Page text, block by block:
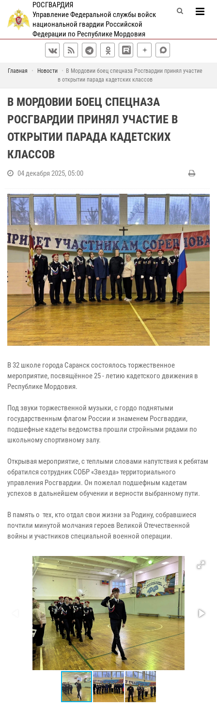
РОСГВАРДИЯ
Управление Федеральной службы войск
национальной гвардии Российской
Федерации по Республике Мордовия
Главная Новости
В Мордовии боец спецназа Росгвардии принял участие
в открытии парада кадетских классов
В МОРДОВИИ БОЕЦ СПЕЦНАЗА
РОСГВАРДИИ ПРИНЯЛ УЧАСТИЕ В
ОТКРЫТИИ ПАРАДА КАДЕТСКИХ
КЛАССОВ
04 декабря 2025, 05:00
В 32 школе города Саранск состоялось торжественное
мероприятие, посвящённое 25 - летию кадетского движения в
Республике Мордовия.
Под звуки торжественной музыки, с гордо поднятыми
государственным флагом России и знаменем Росгвардии,
подшефные кадеты ведомства прошли стройными рядами по
школьному спортивному залу.
Открывая мероприятие, с теплыми словами напутствия к ребятам
обратился сотрудник СОБР «Звезда» территориального
управления Росгвардии. Он пожелал подшефным кадетам
успехов в дальнейшем обучении и верности выбранному пути.
В память о тех, кто отдал свои жизни за Родину, собравшиеся
почтили минутой молчания героев Великой Отечественной
войны и участников специальной военной операции.